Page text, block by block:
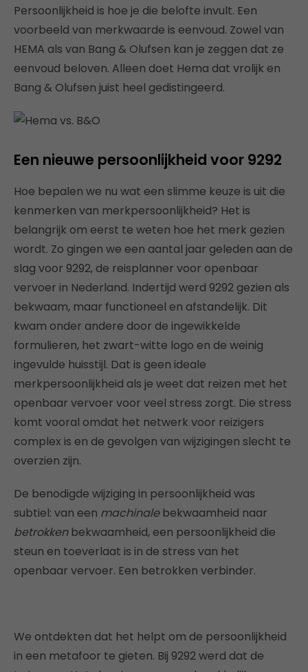
Persoonlijkheid is hoe je die belofte invult. Een
voorbeeld van merkwaarde is eenvoud. Zowel van
HEMA als van Bang & Olufsen kan je zeggen dat ze
eenvoud beloven. Alleen doet Hema dat vrolijk en
Bang & Olufsen juist heel gedistingeerd.
Een nieuwe persoonlijkheid voor 9292
Hoe bepalen we nu wat een slimme keuze is uit die
kenmerken van merkpersoonlijkheid? Het is
belangrijk om eerst te weten hoe het merk gezien
wordt. Zo gingen we een aantal jaar geleden aan de
slag voor 9292, de reisplanner voor openbaar
vervoer in Nederland. Indertijd werd 9292 gezien als
bekwaam, maar functioneel en afstandelijk. Dit
kwam onder andere door de ingewikkelde
formulieren, het zwart-witte logo en de weinig
ingevulde huisstijl. Dat is geen ideale
merkpersoonlijkheid als je weet dat reizen met het
openbaar vervoer voor veel stress zorgt. Die stress
komt vooral omdat het netwerk voor reizigers
complex is en de gevolgen van wijzigingen slecht te
overzien zijn.
De benodigde wijziging in persoonlijkheid was
subtiel: van een machinalebekwaamheid naar
betrokkenbekwaamheid, een persoonlijkheid die
steun en toeverlaat is in de stress van het
openbaar vervoer. Een betrokken verbinder.
We ontdekten dat het helpt om de persoonlijkheid
in een metafoor te gieten. Bij 9292 werd dat de